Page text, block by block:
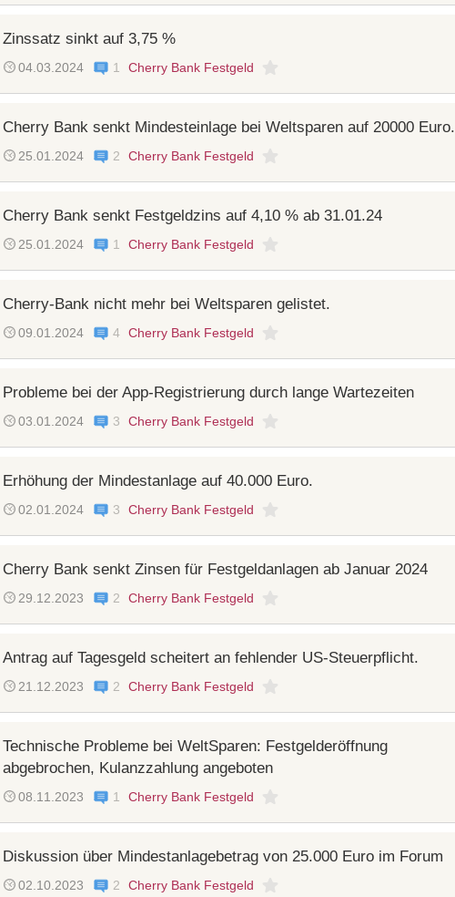
Zinssatz sinkt auf 3,75 %
04.03.2024 1 Cherry Bank Festgeld
Cherry Bank senkt Mindesteinlage bei Weltsparen auf 20000 Euro.
25.01.2024 2 Cherry Bank Festgeld
Cherry Bank senkt Festgeldzins auf 4,10 % ab 31.01.24
25.01.2024 1 Cherry Bank Festgeld
Cherry-Bank nicht mehr bei Weltsparen gelistet.
09.01.2024 4 Cherry Bank Festgeld
Probleme bei der App-Registrierung durch lange Wartezeiten
03.01.2024 3 Cherry Bank Festgeld
Erhöhung der Mindestanlage auf 40.000 Euro.
02.01.2024 3 Cherry Bank Festgeld
Cherry Bank senkt Zinsen für Festgeldanlagen ab Januar 2024
29.12.2023 2 Cherry Bank Festgeld
Antrag auf Tagesgeld scheitert an fehlender US-Steuerpflicht.
21.12.2023 2 Cherry Bank Festgeld
Technische Probleme bei WeltSparen: Festgelderöffnung
abgebrochen, Kulanzzahlung angeboten
08.11.2023 1 Cherry Bank Festgeld
Diskussion über Mindestanlagebetrag von 25.000 Euro im Forum
02.10.2023 2 Cherry Bank Festgeld